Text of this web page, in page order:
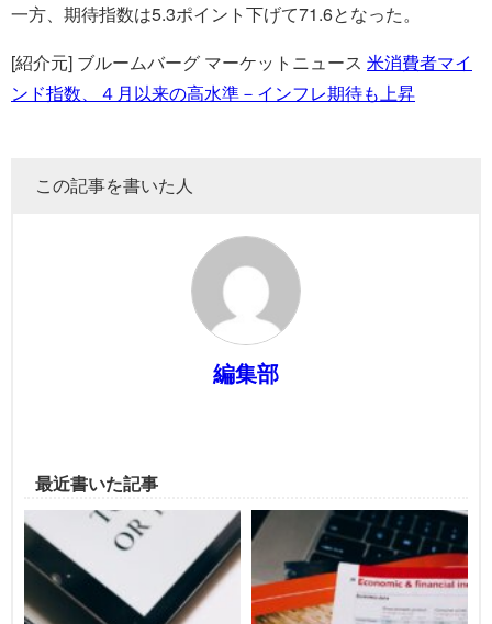
一方、期待指数は5.3ポイント下げて71.6となった。
[紹介元] ブルームバーグ マーケットニュース 米消費者マイ
ンド指数、４月以来の高水準－インフレ期待も上昇
この記事を書いた人
編集部
最近書いた記事